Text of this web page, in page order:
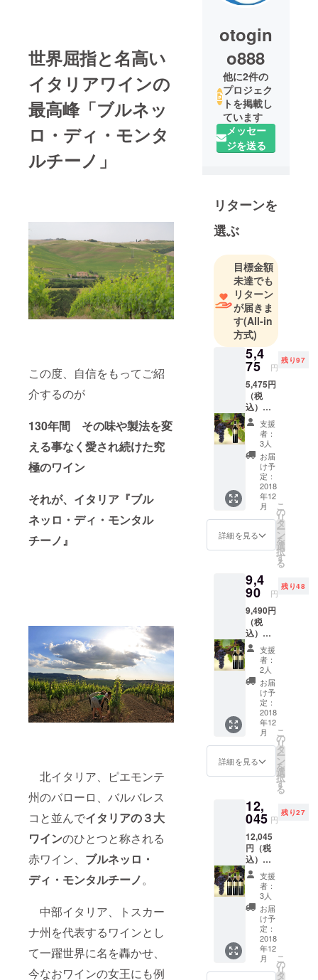
世界屈指と名高い
イタリアワインの
最高峰「ブルネッ
ロ・ディ・モンタ
ルチーノ」
この度、自信をもってご紹
介するのが
130年間 その味や製法を変
える事なく愛され続けた究
極のワイン
それが、イタリア『ブル
ネッロ・ディ・モンタル
チーノ』
北イタリア、ピエモンテ
州のバローロ、バルバレス
コと並んでイタリアの３大
ワインのひとつと称される
赤ワイン、 ブルネッロ・
ディ・モンタルチーノ。
中部イタリア、トスカー
ナ州を代表するワインとし
て一躍世界に名を轟かせ、
今なおワインの女王にも例
otogin
o888
他に2件の
プロジェク
トを掲載し
ています
メッセー
ジを送る
リターンを
選ぶ
目標金額
未達でも
リターン
が届きま
す(All-in
方式)
5,4
75 円
残り97
5,475円
（税
込）／
コルデ
ラ ブル
ネッロ
ディ モ
ンタル
チーノ
２０１
１ 赤ワ
イン フ
ルボ
ディ ７
５０ml
１本／
7,300円
（税
込）か
ら
25%OF
F
支援
者：
3人
お届
け予
定：
2018
年12
月
詳細を見る
こ
の
リ
タ
ー
ン
を
選
択
す
る
9,4
90 円
残り48
9,490円
（税
込）／
コルデ
ラ ブル
ネッロ
ディ モ
ンタル
チーノ
２０１
１ 赤ワ
イン フ
ルボ
ディ ７
５０ml
2本／元
14,600
円（税
込）か
ら
35%OF
F
支援
者：
2人
お届
け予
定：
2018
年12
月
詳細を見る
こ
の
リ
タ
ー
ン
を
選
択
す
る
12,
045 円
残り27
12,045
円（税
込）／
コルデ
ラ ブル
ネッロ
ディ モ
ンタル
チーノ
２０１
１ 赤ワ
イン フ
ルボ
支援
者：
3人
お届
け予
定：
2018
年12
月
こ
の
リ
タ